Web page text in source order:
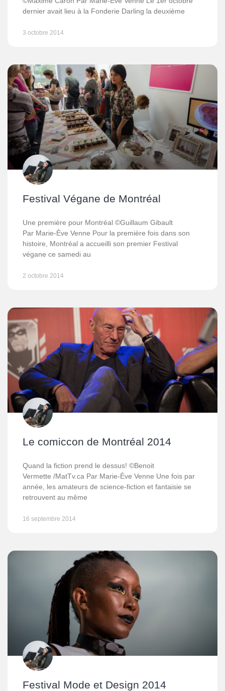
dernier avait lieu à la Fonderie Darling la deuxième
3 octobre 2014
Festival Végane de Montréal
Une première pour Montréal ©Guillaum Gibault
Par Marie-Ève Venne Pour la première fois dans son
histoire, Montréal a accueilli son premier Festival
végane ce samedi au
2 octobre 2014
Le comiccon de Montréal 2014
Quand la fiction prend le dessus! ©Benoit
Vermette /MatTv.ca Par Marie-Ève Venne Une fois par
année, les amateurs de science-fiction et fantaisie se
retrouvent au même
16 septembre 2014
Festival Mode et Design 2014